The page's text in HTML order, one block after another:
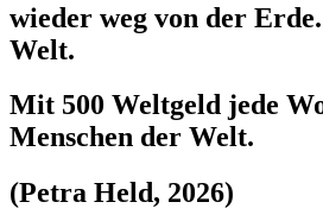
wieder weg von der
Welt.
Mit 500 Weltgeld jede
Menschen der Welt.
(Petra Held, 2026)